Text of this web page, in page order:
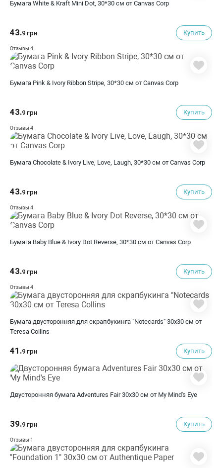
Бумага White & Kraft Mini Dot, 30*30 см от Canvas Corp
43.9 грн Купить
Отзывы 4
Бумага Pink & Ivory Ribbon Stripe, 30*30 см от Canvas Corp
43.9 грн Купить
Отзывы 4
Бумага Chocolate & Ivory Live, Love, Laugh, 30*30 см от Canvas Corp
43.9 грн Купить
Отзывы 4
Бумага Baby Blue & Ivory Dot Reverse, 30*30 см от Canvas Corp
43.9 грн Купить
Отзывы 4
Бумага двусторонняя для скрапбукинга "Notecards" 30х30 см от
Teresa Collins
41.9 грн Купить
Двусторонняя бумага Adventures Fair 30х30 см от My Mind's Eye
39.9 грн Купить
Отзывы 1